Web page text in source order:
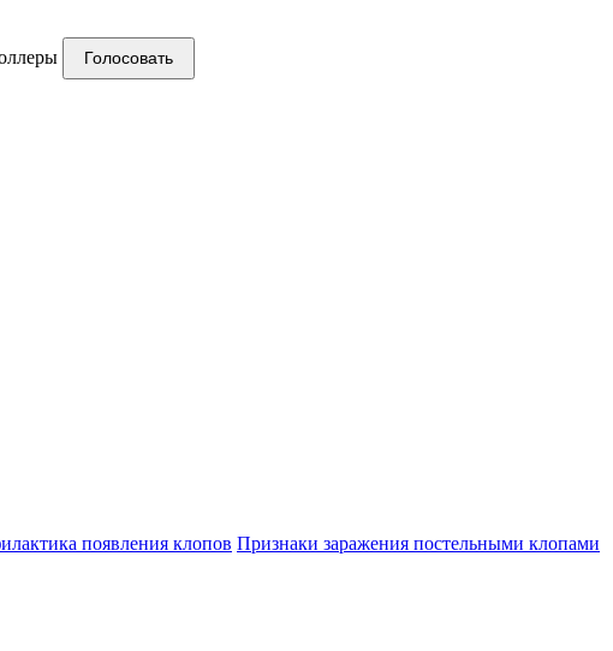
Голосовать
появления клопов Признаки заражения постельными клопами